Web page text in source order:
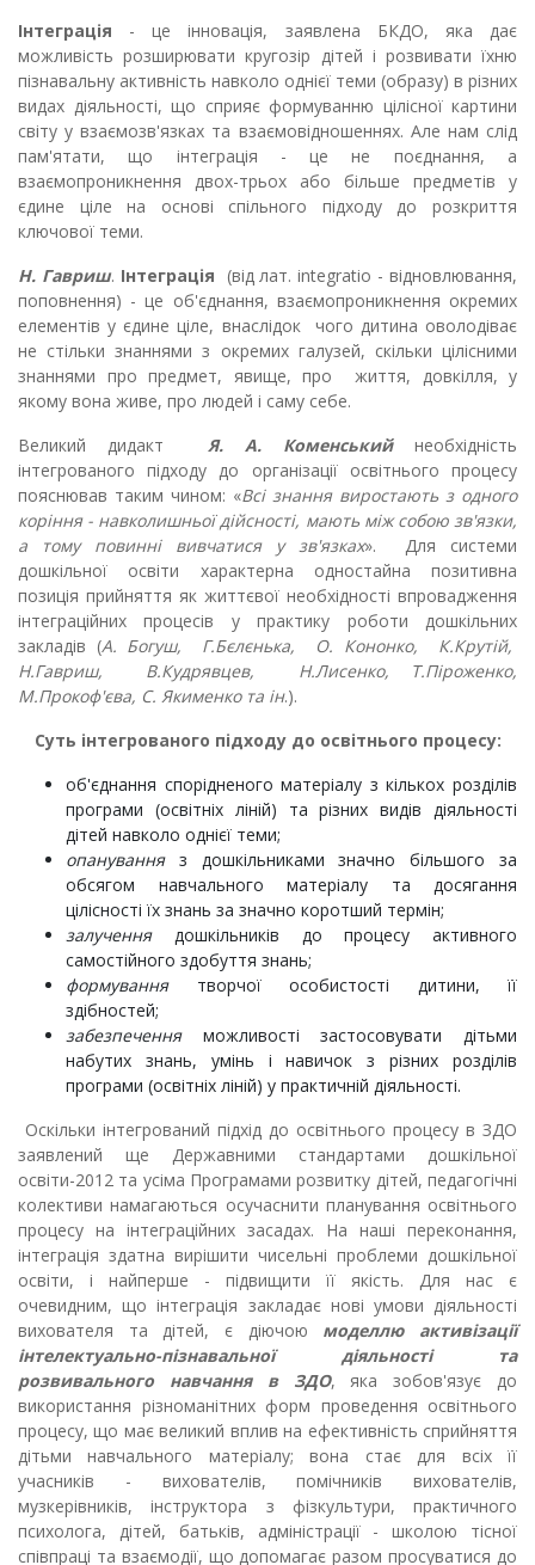
Інтеграція - це інновація, заявлена БКДО, яка дає
можливість розширювати кругозір дітей і розвивати їхню
пізнавальну активність навколо однієї теми (образу) в різних
видах діяльності, що сприяє формуванню цілісної картини
світу у взаємозв'язках та взаємовідношеннях. Але нам слід
пам'ятати, що інтеграція - це не поєднання, а
взаємопроникнення двох-трьох або більше предметів у
єдине ціле на основі спільного підходу до розкриття
ключової теми.
Н. Гавриш. Інтеграція (від лат. integratio - відновлювання,
поповнення) - це об'єднання, взаємопроникнення окремих
елементів у єдине ціле, внаслідок чого дитина оволодіває
не стільки знаннями з окремих галузей, скільки цілісними
знаннями про предмет, явище, про життя, довкілля, у
якому вона живе, про людей і саму себе.
Великий дидакт Я. А. Коменськийнеобхідність
інтегрованого підходу до організації освітнього процесу
пояснював таким чином: «Всі знання виростають з одного
коріння - навколишньої дійсності, мають між собою зв'язки,
а тому повинні вивчатися у зв'язках». Для системи
дошкільної освіти характерна одностайна позитивна
позиція прийняття як життєвої необхідності впровадження
інтеграційних процесів у практику роботи дошкільних
закладів (А. Богуш, Г.Бєлєнька, О. Кононко, К.Крутій,
Н.Гавриш, В.Кудрявцев, Н.Лисенко, Т.Піроженко,
М.Прокоф'єва, С. Якименко та ін.).
Суть інтегрованого підходу до освітнього процесу:
об'єднання спорідненого матеріалу з кількох розділів
програми (освітніх ліній) та різних видів діяльності
дітей навколо однієї теми;
опануванняз дошкільниками значно більшого за
обсягом навчального матеріалу та досягання
цілісності їх знань за значно коротший термін;
залученнядошкільників до процесу активного
самостійного здобуття знань;
формуваннятворчої особистості дитини, її
здібностей;
забезпеченняможливості застосовувати дітьми
набутих знань, умінь і навичок з різних розділів
програми (освітніх ліній) у практичній діяльності.
Оскільки інтегрований підхід до освітнього процесу в ЗДО
заявлений ще Державними стандартами дошкільної
освіти-2012 та усіма Програмами розвитку дітей, педагогічні
колективи намагаються осучаснити планування освітнього
процесу на інтеграційних засадах. На наші переконання,
інтеграція здатна вирішити чисельні проблеми дошкільної
освіти, і найперше - підвищити її якість. Для нас є
очевидним, що інтеграція закладає нові умови діяльності
вихователя та дітей, є діючою моделлю активізації
інтелектуально-пізнавальної діяльності та
розвивального навчання в ЗДО, яка зобов'язує до
використання різноманітних форм проведення освітнього
процесу, що має великий вплив на ефективність сприйняття
дітьми навчального матеріалу; вона стає для всіх її
учасників - вихователів, помічників вихователів,
музкерівників, інструктора з фізкультури, практичного
психолога, дітей, батьків, адміністрації - школою тісної
співпраці та взаємодії, що допомагає разом просуватися до